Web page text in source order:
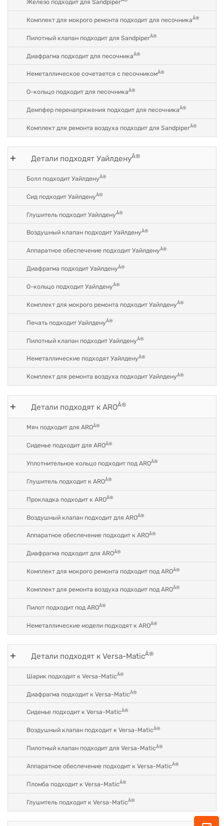
Железо подходит для Sandpiper
Комплект для мокрого ремонта подходит для песочникаÂ®
Пилотный клапан подходит для SandpiperÂ®
Диафрагма подходит для песочникаÂ®
Неметаллическое сочетается с песочникомÂ®
O-кольцо подходит для песочникаÂ®
Демпфер перенапряжения подходит для песочникаÂ®
Комплект для ремонта воздуха подходит для SandpiperÂ®
Детали подходят УайлденуÂ®
Болл подходит УайлденуÂ®
Сид подходит УайлденуÂ®
Глушитель подходит УайлденуÂ®
Воздушный клапан подходит УайлденуÂ®
Аппаратное обеспечение подходит УайлденуÂ®
Диафрагма подходит УайлденуÂ®
О-кольцо подходит УайлденуÂ®
Комплект для мокрого ремонта подходит УайлденуÂ®
Печать подходит УайлденуÂ®
Пилотный клапан подходит УайлденуÂ®
Неметаллические подходят УайлденуÂ®
Комплект для ремонта воздуха подходит УайлденуÂ®
Детали подходят к AROÂ®
Мяч подходит для AROÂ®
Сиденье подходит для AROÂ®
Уплотнительное кольцо подходит под AROÂ®
Глушитель подходит к AROÂ®
Прокладка подходит к AROÂ®
Воздушный клапан подходит для AROÂ®
Аппаратное обеспечение подходит к AROÂ®
Диафрагма подходит для AROÂ®
Комплект для мокрого ремонта подходит под AROÂ®
Комплект для ремонта воздуха подходит под AROÂ®
Пилот подходит под AROÂ®
Неметаллические модели подходят к AROÂ®
Детали подходят к Versa-MaticÂ®
Шарик подходит к Versa-MaticÂ®
Диафрагма подходит к Versa-MaticÂ®
Сиденье подходит к Versa-MaticÂ®
Воздушный клапан подходит к Versa-MaticÂ®
Пилотный клапан подходит для Versa-MaticÂ®
Аппаратное обеспечение подходит к Versa-MaticÂ®
Пломба подходит к Versa-MaticÂ®
Глушитель подходит к Versa-MaticÂ®